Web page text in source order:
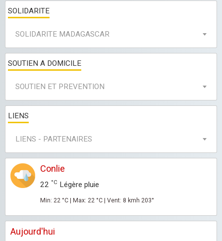
SOLIDARITE
SOLIDARITE MADAGASCAR
SOUTIEN A DOMICILE
SOUTIEN ET PREVENTION
LIENS
LIENS - PARTENAIRES
Conlie
22 °C Légère pluie
Min: 22 °C | Max: 22 °C | Vent: 8 kmh 203°
Aujourd'hui